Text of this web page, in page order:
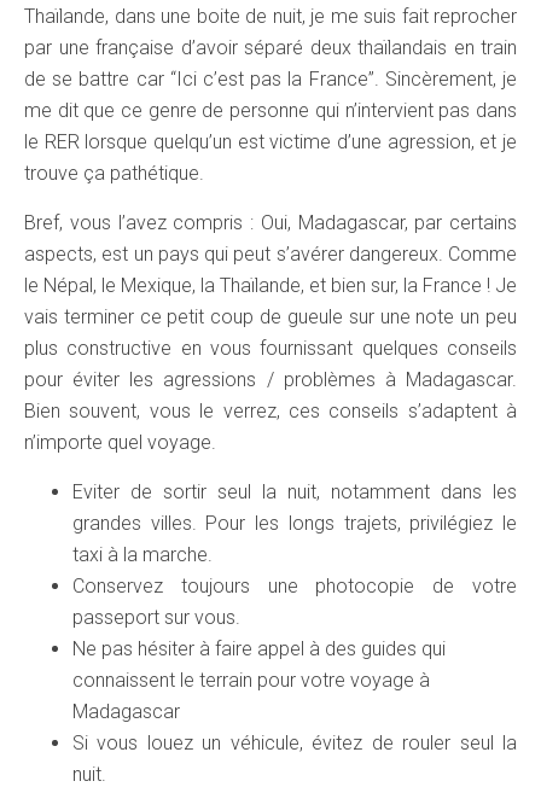
Thaïlande, dans une boite de nuit, je me suis fait reprocher
par une française d’avoir séparé deux thaïlandais en train
de se battre car “Ici c’est pas la France”. Sincèrement, je
me dit que ce genre de personne qui n’intervient pas dans
le RER lorsque quelqu’un est victime d’une agression, et je
trouve ça pathétique.
Bref, vous l’avez compris : Oui, Madagascar, par certains
aspects, est un pays qui peut s’avérer dangereux. Comme
le Népal, le Mexique, la Thaïlande, et bien sur, la France ! Je
vais terminer ce petit coup de gueule sur une note un peu
plus constructive en vous fournissant quelques conseils
pour éviter les agressions / problèmes à Madagascar.
Bien souvent, vous le verrez, ces conseils s’adaptent à
n’importe quel voyage.
Eviter de sortir seul la nuit, notamment dans les
grandes villes. Pour les longs trajets, privilégiez le
taxi à la marche.
Conservez toujours une photocopie de votre
passeport sur vous.
Ne pas hésiter à faire appel à des guides qui
connaissent le terrain pour votre voyage à
Madagascar
Si vous louez un véhicule, évitez de rouler seul la
nuit.